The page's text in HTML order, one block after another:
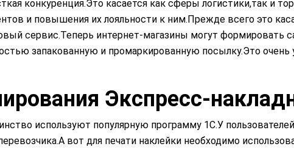
конкуренция.Это касается как сферы логистики,так и
и повышения их лояльности к ним.Прежде всего это
сервис.Теперь интернет-магазины могут формировать
запакованную и промаркированную посылку.Это очень
Экспресс-
используют популярную программу 1С.У
вот для печати наклейки необходимо